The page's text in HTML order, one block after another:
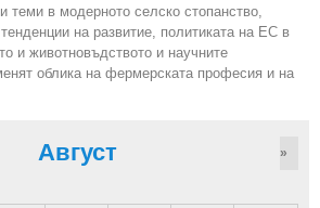
в модерното селско стопанство,
на развитие, политиката на ЕС в
и животновъдството и научните
облика на фермерската професия и на
Август »